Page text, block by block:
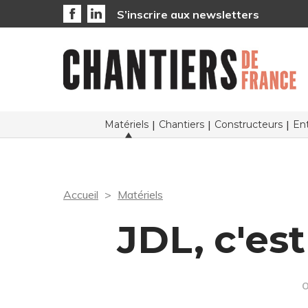
S’inscrire aux newsletters
Matériels Chantiers Constructeurs
Accueil Matériels
JDL,